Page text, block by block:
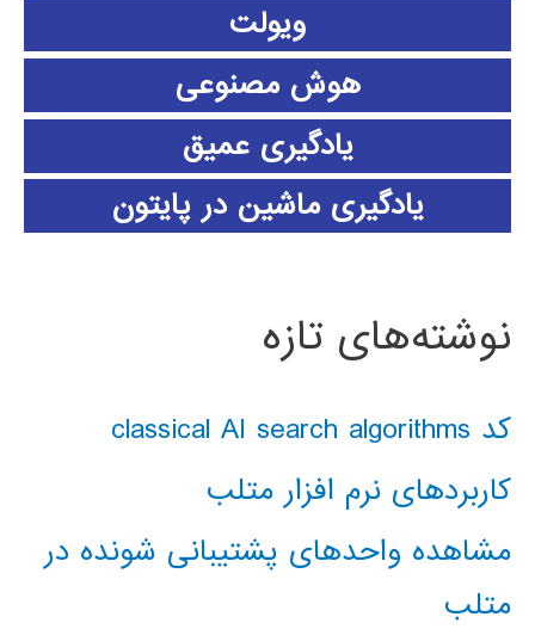
ویولت
هوش مصنوعی
یادگیری عمیق
یادگیری ماشین در پایتون
نوشته‌های تازه
کد classical AI search algorithms
کاربردهای نرم افزار متلب
مشاهده واحدهای پشتیبانی شونده در
متلب